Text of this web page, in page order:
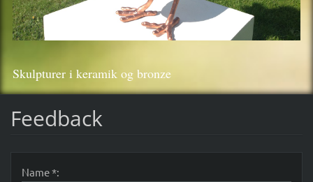
Skulpturer i keramik og bronze
Feedback
Name *: